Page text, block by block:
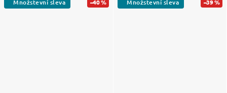
–40 % –39 %